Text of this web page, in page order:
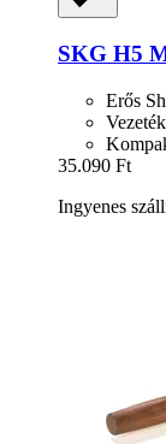
SKG H5
Erős
35.090 Ft
Ingyenes